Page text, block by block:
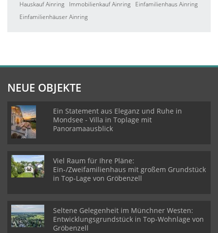
Hauskauf Ainring
Immobilienkauf Ainring
Einfamilienhaus Ainring
Einfamilienhäuser Ainring
NEUE OBJEKTE
Ein Statement aus Eleganz und Ruhe in
Mondsee - Villa in Toplage mit
Panoramaausblick
Viel Raum für Ihre Pläne:
Ein-/Zweifamilienhaus mit großem Grundstück
in Top-Lage von Gröbenzell
Seltene Gelegenheit im Münchner Westen:
Entwicklungsgrundstück in Top-Wohnlage von
Gröbenzell